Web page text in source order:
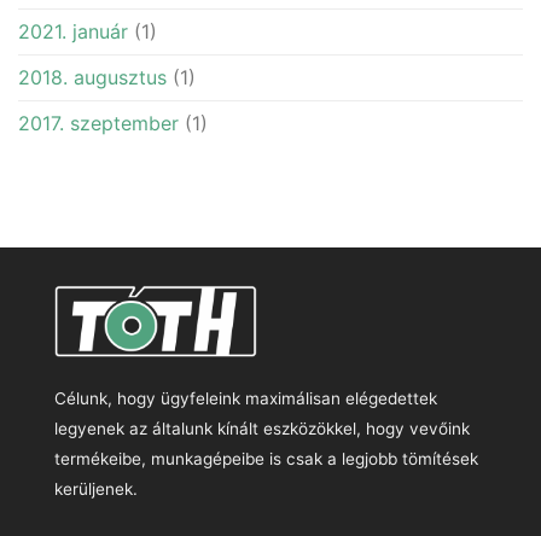
2021. január (1)
2018. augusztus (1)
2017. szeptember (1)
Célunk, hogy ügyfeleink maximálisan elégedettek
legyenek az általunk kínált eszközökkel, hogy vevőink
termékeibe, munkagépeibe is csak a legjobb tömítések
kerüljenek.